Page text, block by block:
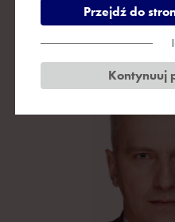
M
N O P R
Przejdź do
Kontynuuj